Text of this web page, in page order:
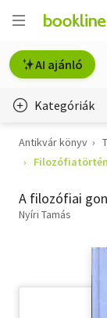
AI ajánló
Kategóriák
Életmód,
Gyermek- és
Hobbi, szabadidő
Antikvár könyv
A filozófiai
Nyíri Tamás